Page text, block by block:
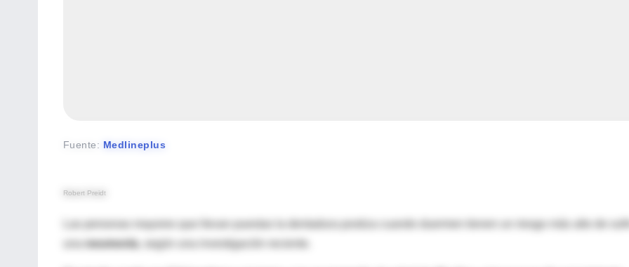
Fuente: Medlineplus
Robert Preidt
Las personas mayores que llevan puestas la dentadura postiza cuando duermen tienen un riesgo más alto de sufrir
neumonía , según una investigación reciente.